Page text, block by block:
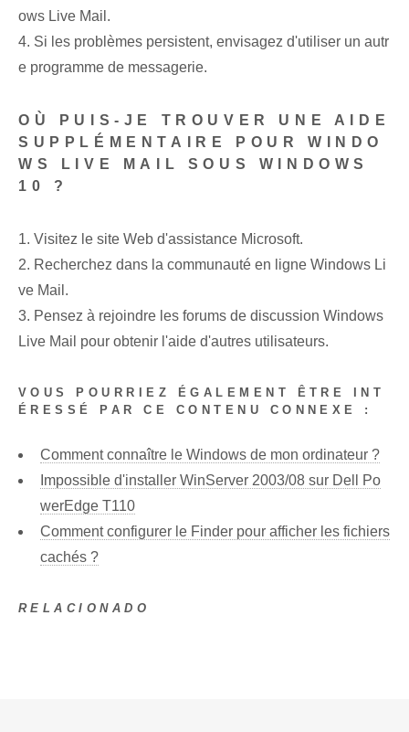
ows Live Mail.
4. Si les problèmes persistent, envisagez d'utiliser un autr
e programme de messagerie.
OÙ PUIS-JE TROUVER UNE AIDE
SUPPLÉMENTAIRE POUR WINDO
WS LIVE MAIL SOUS WINDOWS
10 ?
1. Visitez le site Web d'assistance Microsoft.
2. Recherchez dans la communauté en ligne Windows Li
ve Mail.
3. Pensez à rejoindre les forums de discussion Windows
Live Mail pour obtenir l'aide d'autres utilisateurs.
VOUS POURRIEZ ÉGALEMENT ÊTRE INT
ÉRESSÉ PAR CE CONTENU CONNEXE :
Comment connaître le Windows de mon ordinateur ?
Impossible d'installer WinServer 2003/08 sur Dell Po
werEdge T110
Comment configurer le Finder pour afficher les fichiers
cachés ?
RELACIONADO